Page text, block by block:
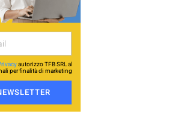
autorizzo TFB SRL al
per finalità di marketing